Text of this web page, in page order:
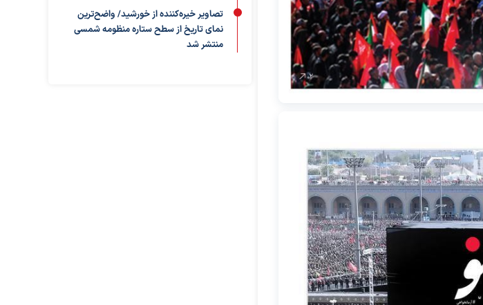
تصاویر خیره‌کننده از خورشید/ واضح‌ترین
نمای تاریخ از سطح ستاره منظومه شمسی
منتشر شد